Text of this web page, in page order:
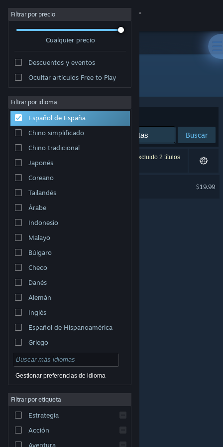
Iniciar sesión
Acerca de
Soporte
Cambiar idioma
Descargar Steam Mobile
Ver versión clásica
© Valve Corporation. Todos los derechos reservados.
respectivos dueños en EE. UU. y otros países.
Acuerdo de Suscriptor a Steam
Cookies
Filtrar por precio
Cualquier precio
Descuentos y eventos
Ocultar artículos Free to Play
Filtrar por idioma
Español de España
Chino simplificado
Chino tradicional
Japonés
Coreano
Tailandés
Árabe
Indonesio
Malayo
Búlgaro
Checo
Danés
Alemán
Inglés
Español de Hispanoamérica
Griego
Gestionar preferencias de idioma
Filtrar por etiqueta
Estrategia
Acción
Aventura
Editor: iRacing
Ordenar por Relevancia
Buscar
1 resultado coincide con la búsqueda. Se han excluido 2 títulos
basándose en tus preferencias.
$19.99